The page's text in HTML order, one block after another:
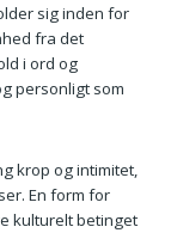
sig inden for
fra det
i ord og
personligt som
krop og intimitet,
En form for
kulturelt betinget